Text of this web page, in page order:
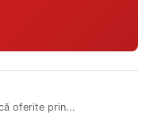
oferite prin...